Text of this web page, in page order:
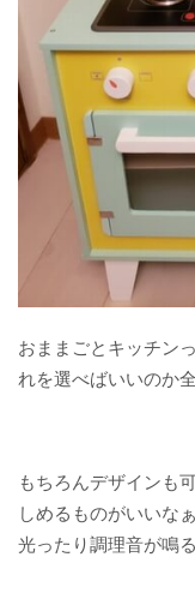
おままごとキッチン
れを選べばいいのか
もちろんデザインも
しめるものがいいな
光ったり調理音が鳴